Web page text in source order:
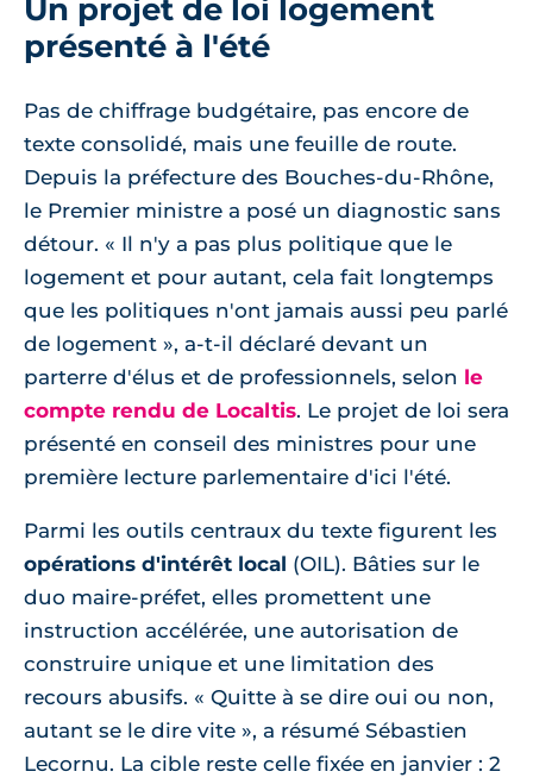
Un projet de loi logement
présenté à l'été
Pas de chiffrage budgétaire, pas encore de
texte consolidé, mais une feuille de route.
Depuis la préfecture des Bouches-du-Rhône,
le Premier ministre a posé un diagnostic sans
détour. « Il n'y a pas plus politique que le
logement et pour autant, cela fait longtemps
que les politiques n'ont jamais aussi peu parlé
de logement », a-t-il déclaré devant un
parterre d'élus et de professionnels, selon le
compte rendu de Localtis. Le projet de loi sera
présenté en conseil des ministres pour une
première lecture parlementaire d'ici l'été.
Parmi les outils centraux du texte figurent les
opérations d'intérêt local (OIL). Bâties sur le
duo maire-préfet, elles promettent une
instruction accélérée, une autorisation de
construire unique et une limitation des
recours abusifs. « Quitte à se dire oui ou non,
autant se le dire vite », a résumé Sébastien
Lecornu. La cible reste celle fixée en janvier : 2